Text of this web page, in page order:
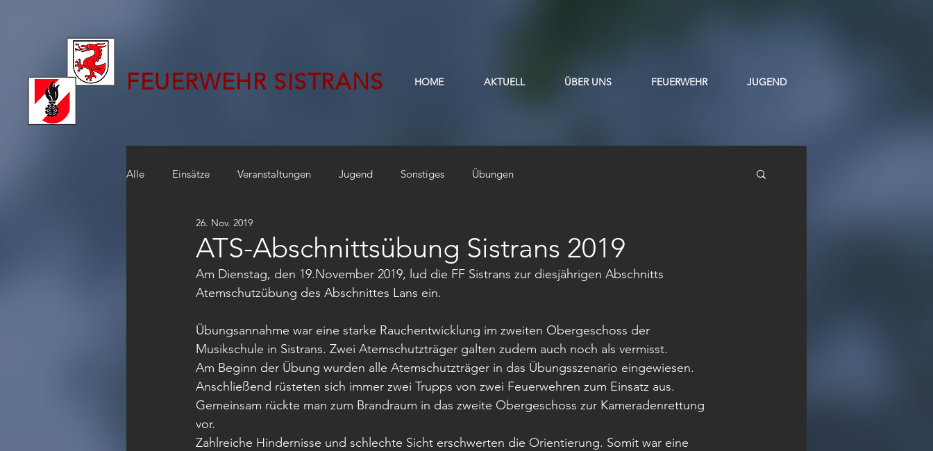
HOME AKTUELL ÜBER UNS FEUERWEHR JUGEND
FEUERWEHR SISTRANS
Alle Einsätze Veranstaltungen Jugend Sonstiges Übungen
ATS-Abschnittsübung Sistrans 2019
26. Nov. 2019
Am Dienstag, den 19.November 2019, lud die FF Sistrans zur diesjährigen Abschnitts
Atemschutzübung des Abschnittes Lans ein.
Übungsannahme war eine starke Rauchentwicklung im zweiten Obergeschoss der
Musikschule in Sistrans. Zwei Atemschutzträger galten zudem auch noch als vermisst.
Am Beginn der Übung wurden alle Atemschutzträger in das Übungsszenario eingewiesen.
Anschließend rüsteten sich immer zwei Trupps von zwei Feuerwehren zum Einsatz aus.
Gemeinsam rückte man zum Brandraum in das zweite Obergeschoss zur Kameradenrettung
vor.
Zahlreiche Hindernisse und schlechte Sicht erschwerten die Orientierung. Somit war eine